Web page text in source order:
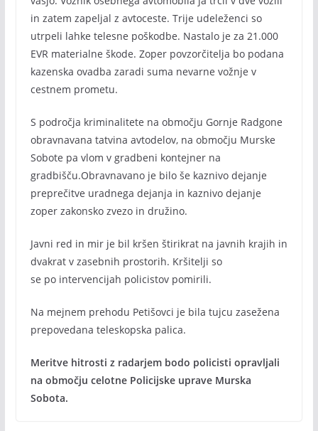
in zatem zapeljal z avtoceste. Trije udeleženci so
utrpeli lahke telesne poškodbe. Nastalo je za 21.000
EVR materialne škode. Zoper povzorčitelja bo podana
kazenska ovadba zaradi suma nevarne vožnje v
cestnem prometu.
S področja kriminalitete na območju Gornje Radgone
obravnavana tatvina avtodelov, na območju Murske
Sobote pa vlom v gradbeni kontejner na
gradbišču.Obravnavano je bilo še kaznivo dejanje
preprečitve uradnega dejanja in kaznivo dejanje
zoper zakonsko zvezo in družino.
Javni red in mir je bil kršen štirikrat na javnih krajih in
dvakrat v zasebnih prostorih. Kršitelji so
se po intervencijah policistov pomirili.
Na mejnem prehodu Petišovci je bila tujcu zasežena
prepovedana teleskopska palica.
Meritve hitrosti z radarjem bodo policisti opravljali
na območju celotne Policijske uprave Murska
Sobota.